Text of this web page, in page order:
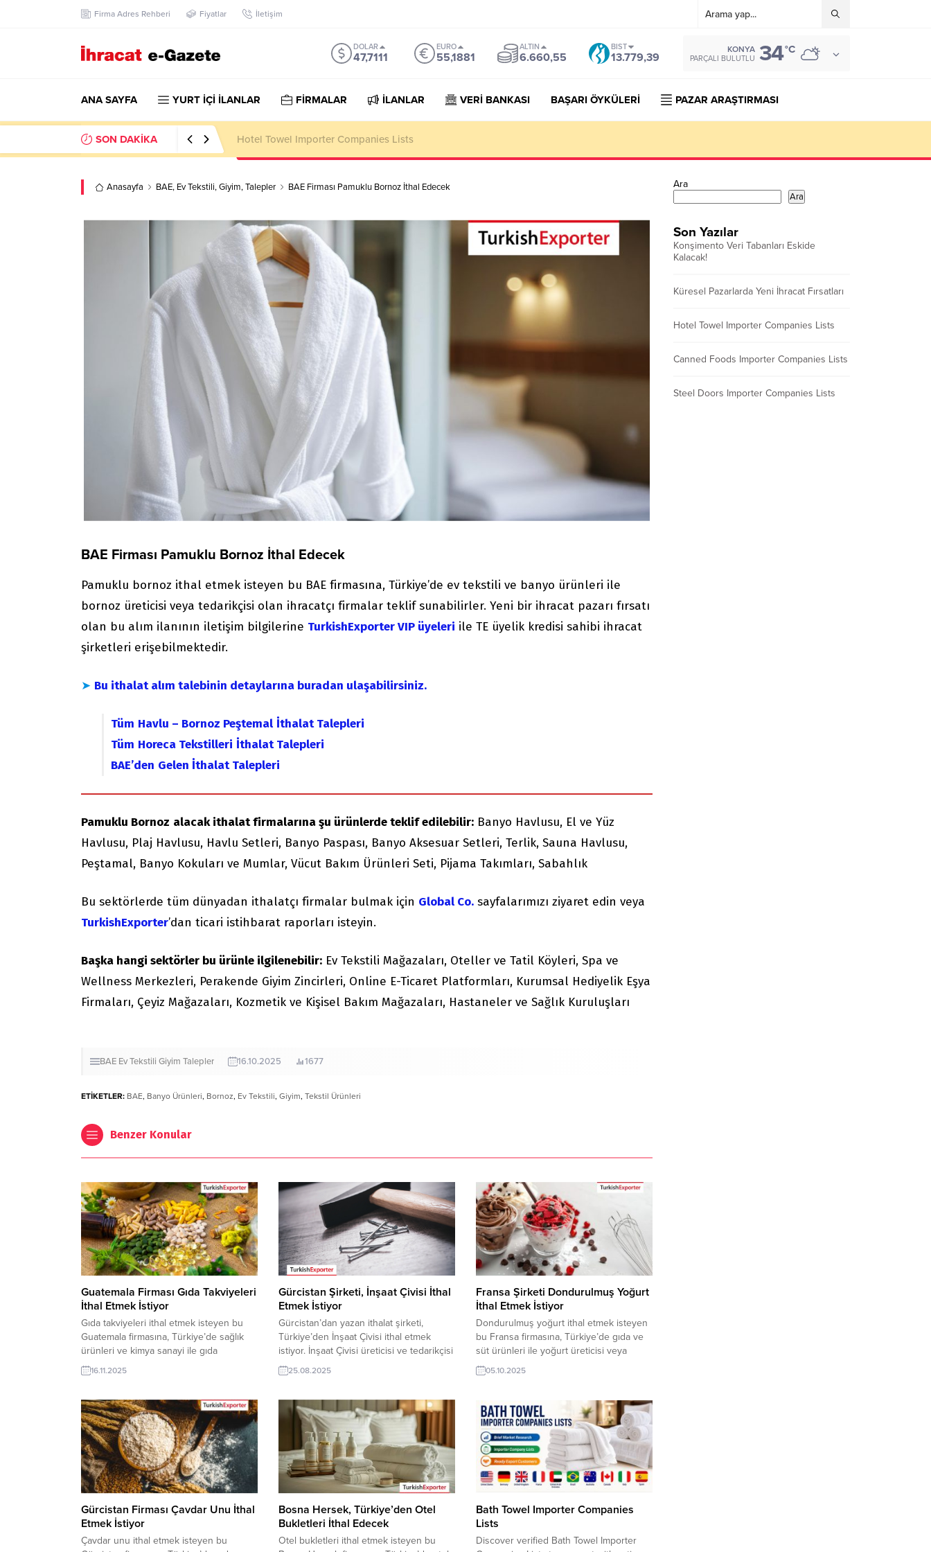
Firma Adres Rehberi Fiyatlar İletişim
DOLAR
47,7111
EURO
55,1881
ALTIN
6.660,55
BIST
13.779,39
KONYA
PARÇALI BULUTLU 34°C
ANA SAYFA YURT İÇİ İLANLAR FİRMALAR İLANLAR VERİ BANKASI BAŞARI ÖYKÜLERİ PAZAR ARAŞTIRMASI
SON DAKİKA Hotel Towel Importer Companies Lists
Anasayfa BAE, Ev Tekstili,Giyim,Talepler BAE Firması Pamuklu Bornoz İthal Edecek
BAE Firması Pamuklu Bornoz İthal Edecek
Pamuklu bornoz ithal etmek isteyen bu BAE firmasına, Türkiye’de ev tekstili ve banyo ürünleri ile
bornoz üreticisi veya tedarikçisi olan ihracatçı firmalar teklif sunabilirler. Yeni bir ihracat pazarı fırsatı
olan bu alım ilanının iletişim bilgilerine TurkishExporter VIP üyeleri ile TE üyelik kredisi sahibi ihracat
şirketleri erişebilmektedir.
➤ Bu ithalat alım talebinin detaylarına buradan ulaşabilirsiniz.
Tüm Havlu – Bornoz Peştemal İthalat Talepleri
Tüm Horeca Tekstilleri İthalat Talepleri
BAE’den Gelen İthalat Talepleri
Pamuklu Bornoz alacak ithalat firmalarına şu ürünlerde teklif edilebilir: Banyo Havlusu, El ve Yüz
Havlusu, Plaj Havlusu, Havlu Setleri, Banyo Paspası, Banyo Aksesuar Setleri, Terlik, Sauna Havlusu,
Peştamal, Banyo Kokuları ve Mumlar, Vücut Bakım Ürünleri Seti, Pijama Takımları, Sabahlık
Bu sektörlerde tüm dünyadan ithalatçı firmalar bulmak için Global Co. sayfalarımızı ziyaret edin veya
TurkishExporter’dan ticari istihbarat raporları isteyin.
Başka hangi sektörler bu ürünle ilgilenebilir: Ev Tekstili Mağazaları, Oteller ve Tatil Köyleri, Spa ve
Wellness Merkezleri, Perakende Giyim Zincirleri, Online E-Ticaret Platformları, Kurumsal Hediyelik Eşya
Firmaları, Çeyiz Mağazaları, Kozmetik ve Kişisel Bakım Mağazaları, Hastaneler ve Sağlık Kuruluşları
BAE Ev Tekstili Giyim Talepler 16.10.2025 1677
ETİKETLER: BAE, Banyo Ürünleri, Bornoz, Ev Tekstili, Giyim, Tekstil Ürünleri
Benzer Konular
Guatemala Firması Gıda Takviyeleri
İthal Etmek İstiyor
Gıda takviyeleri ithal etmek isteyen bu
Guatemala firmasına, Türkiye’de sağlık
ürünleri ve kimya sanayi ile gıda
takviyeleri üreticisi veya tedarikçisi olan
ihracatçı firmalar teklif sunabilirler. Yeni
ilanının iletişim bilgilerine TurkishExporter
VIP üyeleri ile TE üyelik kredisi sahibi
ihracat şirketleri erişebilmektedir. ➤ Bu
ithalat...
16.11.2025
Gürcistan Şirketi, İnşaat Çivisi İthal
Etmek İstiyor
Gürcistan’dan yazan ithalat şirketi,
Türkiye’den İnşaat Çivisi ithal etmek
istiyor. İnşaat Çivisi üreticisi ve tedarikçisi
olan Türk şirketler için yeni bir ihracat
pazarı olabilir. Bu ithalat alım ilanın
cevap verebilir. ? Talebin detaylarına
buradan ulaşabilirsiniz Yapı Malzemeleri
Sektörlerinde İthalat TalepleriBağlantı
Elemanları Sektörlerinde İthalat
TalepleriHırdavat Sektörlerinde İthalat
TalepleriGürcistan’dan Gelen...
25.08.2025
Fransa Şirketi Dondurulmuş Yoğurt
İthal Etmek İstiyor
Dondurulmuş yoğurt ithal etmek isteyen
bu Fransa firmasına, Türkiye’de gıda ve
süt ürünleri ile yoğurt üreticisi veya
tedarikçisi olan ihracatçı firmalar teklif
sunabilirler. Yeni bir ihracat pazarı fırsatı
TurkishExporter VIP üyeleri ile TE üyelik
kredisi sahibi ihracat şirketleri
erişebilmektedir. ➤ Bu ithalat alım
talebinin...
05.10.2025
Gürcistan Firması Çavdar Unu İthal
Etmek İstiyor
Çavdar unu ithal etmek isteyen bu
Bosna Hersek, Türkiye’den Otel
Bukletleri İthal Edecek
Otel bukletleri ithal etmek isteyen bu
Bath Towel Importer Companies
Lists
Discover verified Bath Towel Importer
Ara
Ara
Son Yazılar
Konşimento Veri Tabanları Eskide
Kalacak!
Küresel Pazarlarda Yeni İhracat Fırsatları
Hotel Towel Importer Companies Lists
Canned Foods Importer Companies Lists
Steel Doors Importer Companies Lists